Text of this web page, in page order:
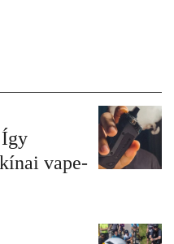
vape-